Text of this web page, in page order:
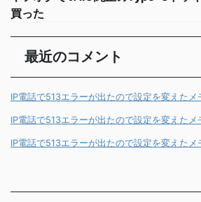
買った
最近のコメント
IP電話で513エラーが出たので設定を変えたメ
IP電話で513エラーが出たので設定を変えたメ
IP電話で513エラーが出たので設定を変えたメ